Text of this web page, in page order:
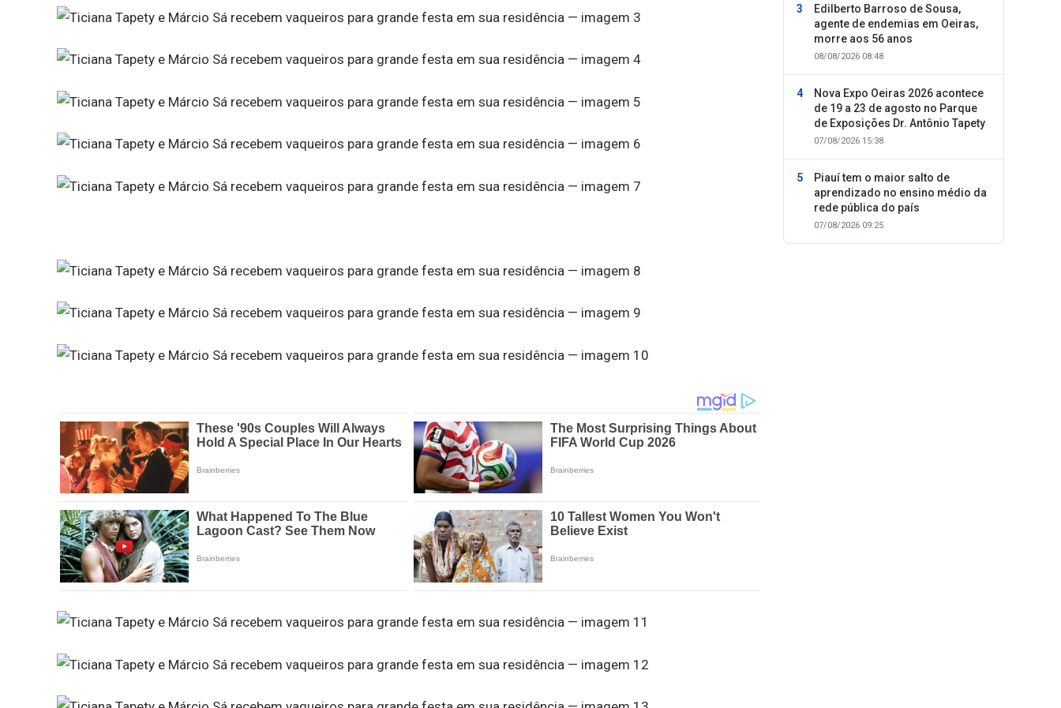
Edilberto Barroso de Sousa,
agente de endemias em Oeiras,
morre aos 56 anos
08/08/2026 08:48
Nova Expo Oeiras 2026 acontece
de 19 a 23 de agosto no Parque
de Exposições Dr. Antônio Tapety
07/08/2026 15:38
Piauí tem o maior salto de
aprendizado no ensino médio da
rede pública do país
07/08/2026 09:25